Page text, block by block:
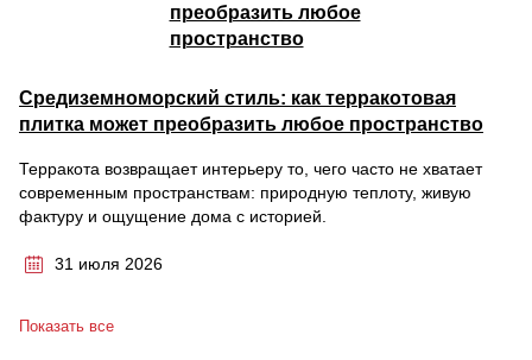
Средиземноморский стиль: как терракотовая
плитка может преобразить любое пространство
Терракота возвращает интерьеру то, чего часто не хватает
современным пространствам: природную теплоту, живую
фактуру и ощущение дома с историей.
31 июля 2026
Показать все